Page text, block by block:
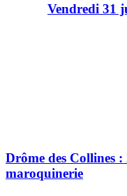
Vendredi 31
Drôme des Collines
maroquinerie